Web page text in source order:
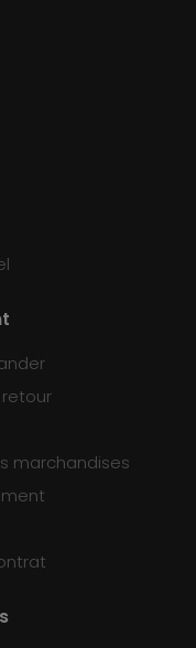
marchandises